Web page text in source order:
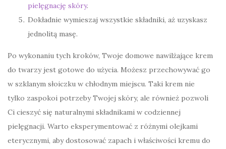
pielęgnację skóry.
Dokładnie wymieszaj wszystkie składniki, aż uzyskasz
jednolitą masę.
Po wykonaniu tych kroków, Twoje domowe nawilżające krem
do twarzy jest gotowe do użycia. Możesz przechowywać go
w szklanym słoiczku w chłodnym miejscu. Taki krem nie
tylko zaspokoi potrzeby Twojej skóry, ale również pozwoli
Ci cieszyć się naturalnymi składnikami w codziennej
pielęgnacji. Warto eksperymentować z różnymi olejkami
eterycznymi, aby dostosować zapach i właściwości kremu do